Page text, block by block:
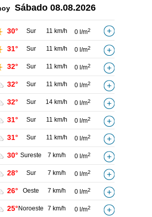
Sábado 08.08.2026
30° Sur 11 km/h 0 l/m2
31° Sur 11 km/h 0 l/m2
32° Sur 11 km/h 0 l/m2
32° Sur 11 km/h 0 l/m2
32° Sur 14 km/h 0 l/m2
31° Sur 11 km/h 0 l/m2
31° Sur 11 km/h 0 l/m2
30° Sureste 7 km/h 0 l/m2
28° Sur 7 km/h 0 l/m2
26° Oeste 7 km/h 0 l/m2
25° Noroeste 7 km/h 0 l/m2